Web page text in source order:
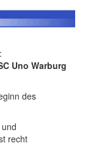
Uno Warburg
des
recht